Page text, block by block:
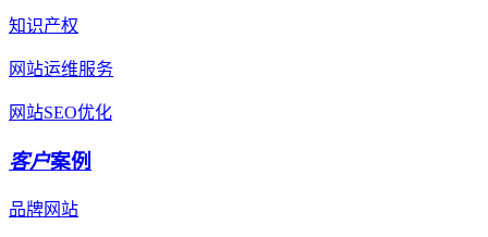
知识产权
网站运维服务
网站SEO优化
客户案例
品牌网站